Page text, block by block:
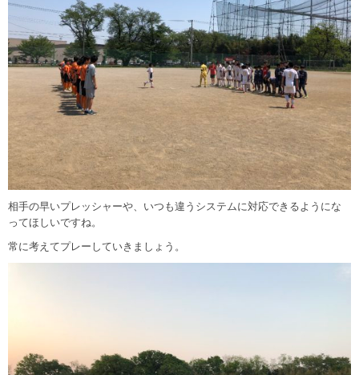
相手の早いプレッシャーや、いつも違うシステムに対応できるようにな
ってほしいですね。
常に考えてプレーしていきましょう。